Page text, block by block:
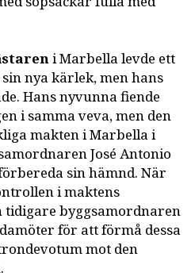
i Marbella levde ett
nya kärlek, men hans
Hans nyvunna fiende
i samma veva, men den
makten i Marbella i
José Antonio
sin hämnd. När
i maktens
byggsamordnaren
för att förmå dessa
mot den